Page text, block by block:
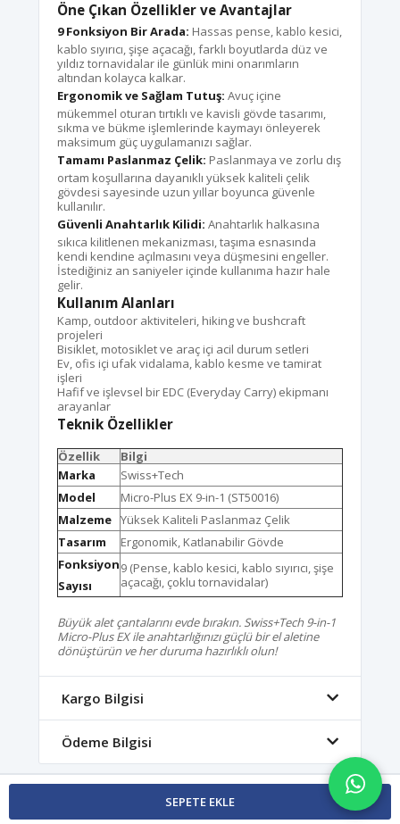
SEPETE EKLE
Öne Çıkan Özellikler ve Avantajlar
9 Fonksiyon Bir Arada: Hassas pense, kablo kesici,
kablo sıyırıcı, şişe açacağı, farklı boyutlarda düz ve
yıldız tornavidalar ile günlük mini onarımların
altından kolayca kalkar.
Ergonomik ve Sağlam Tutuş: Avuç içine
mükemmel oturan tırtıklı ve kavisli gövde tasarımı,
sıkma ve bükme işlemlerinde kaymayı önleyerek
maksimum güç uygulamanızı sağlar.
Tamamı Paslanmaz Çelik: Paslanmaya ve zorlu dış
ortam koşullarına dayanıklı yüksek kaliteli çelik
gövdesi sayesinde uzun yıllar boyunca güvenle
kullanılır.
Güvenli Anahtarlık Kilidi: Anahtarlık halkasına
sıkıca kilitlenen mekanizması, taşıma esnasında
kendi kendine açılmasını veya düşmesini engeller.
İstediğiniz an saniyeler içinde kullanıma hazır hale
gelir.
Kullanım Alanları
Kamp, outdoor aktiviteleri, hiking ve bushcraft
projeleri
Bisiklet, motosiklet ve araç içi acil durum setleri
Ev, ofis içi ufak vidalama, kablo kesme ve tamirat
işleri
Hafif ve işlevsel bir EDC (Everyday Carry) ekipmanı
arayanlar
Teknik Özellikler
Özellik
Bilgi
Marka
Swiss+Tech
Model
Micro-Plus EX 9-in-1 (ST50016)
Malzeme Yüksek Kaliteli Paslanmaz Çelik
Tasarım
Ergonomik, Katlanabilir Gövde
Fonksiyon
Sayısı
9 (Pense, kablo kesici, kablo sıyırıcı, şişe
açacağı, çoklu tornavidalar)
Büyük alet çantalarını evde bırakın. Swiss+Tech 9-in-1
Micro-Plus EX ile anahtarlığınızı güçlü bir el aletine
dönüştürün ve her duruma hazırlıklı olun!
Kargo Bilgisi
Ödeme Bilgisi